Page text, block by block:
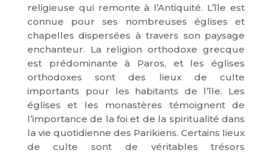
religieuse qui remonte à l’Antiquité. L’île est
connue pour ses nombreuses églises et
chapelles dispersées à travers son paysage
enchanteur. La religion orthodoxe grecque
est prédominante à Paros, et les églises
orthodoxes sont des lieux de culte
importants pour les habitants de l’île. Les
églises et les monastères témoignent de
l’importance de la foi et de la spiritualité dans
la vie quotidienne des Parikiens. Certains lieux
de culte sont de véritables trésors